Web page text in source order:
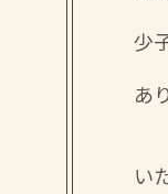
少
あ
い